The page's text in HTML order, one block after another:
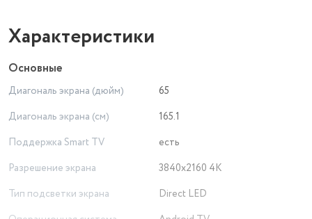
Характеристики
Основные
Диагональ экрана (дюйм)
65
Диагональ экрана (см)
165.1
Поддержка Smart TV
есть
Разрешение экрана
3840x2160 4K
Тип подсветки экрана
Direct LED